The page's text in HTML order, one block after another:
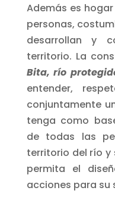
Además es
personas,
desarrollan y
territorio. La
Bita, río
entender,
conjuntamente
tenga como
de todas las
territorio del río y
permita el
acciones para su